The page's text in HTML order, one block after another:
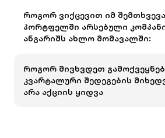
როგორ ვიქცევით იმ
პორტფელში არსებული
ანგარიშს ახლო მომავალში:
როგორ მივხვდეთ
კვარტალური შედეგების
არა აქციის ყიდვა